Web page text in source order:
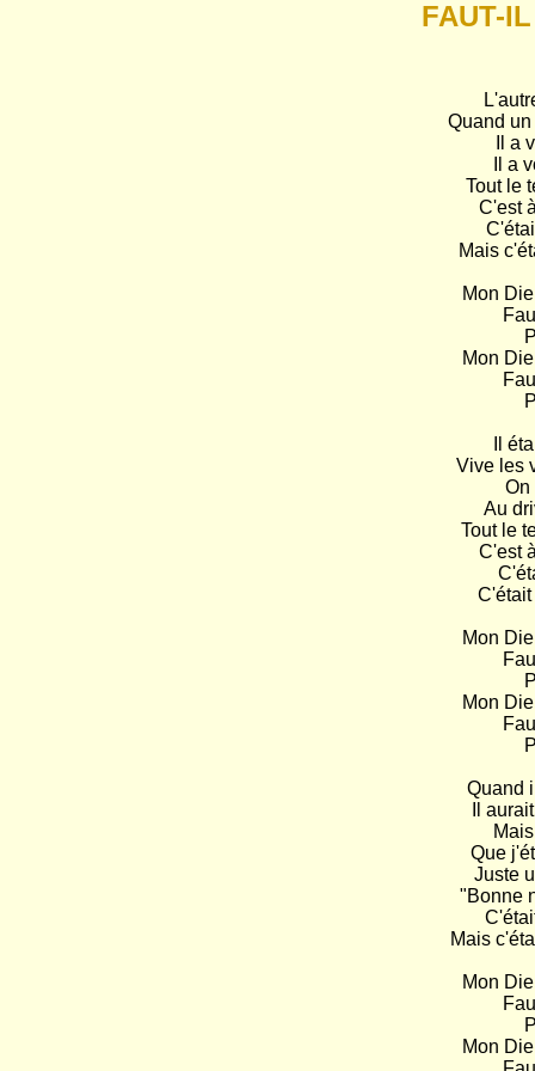
FAUT-
Quand
Il a
Il a
Tout le
C'est
Mais
Mon
Mon
Il
Vive les
On
Au
Tout le
C'est
Mon
Mon
Quand
Il
Que
Juste
"Bonne
Mais
Mon
Mon